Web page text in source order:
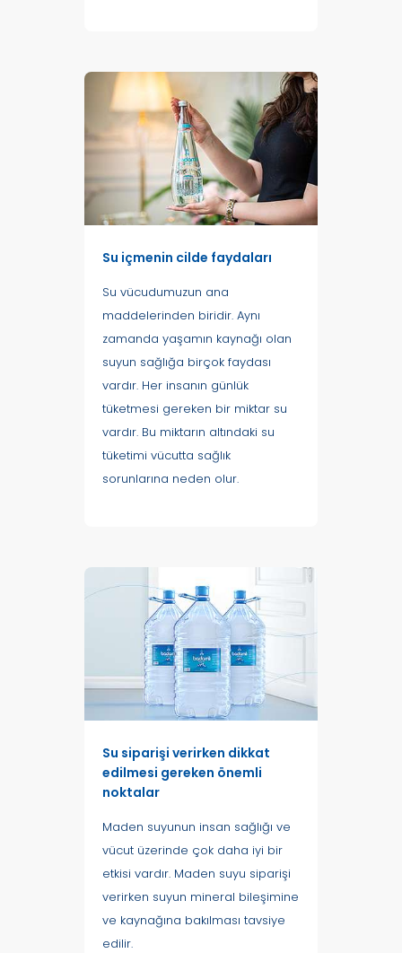
Su içmenin cilde faydaları
Su vücudumuzun ana
maddelerinden biridir. Aynı
zamanda yaşamın kaynağı olan
suyun sağlığa birçok faydası
vardır. Her insanın günlük
tüketmesi gereken bir miktar su
vardır. Bu miktarın altındaki su
tüketimi vücutta sağlık
sorunlarına neden olur.
Su siparişi verirken dikkat
edilmesi gereken önemli
noktalar
Maden suyunun insan sağlığı ve
vücut üzerinde çok daha iyi bir
etkisi vardır. Maden suyu siparişi
verirken suyun mineral bileşimine
ve kaynağına bakılması tavsiye
edilir.